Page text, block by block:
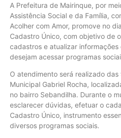
A Prefeitura de Mairinque, por
Assistência Social e da Família,
Acolher com Amor, promove no
Cadastro Único, com objetivo de
cadastros e atualizar
desejam acessar programas
O atendimento será realizado das
Municipal Gabriel Rocha,
no bairro Sebandilha. Durante o
esclarecer dúvidas, efetuar o
Cadastro Único, instrumento
diversos programas sociais.